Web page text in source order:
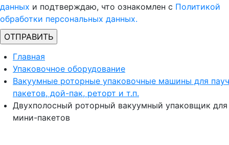
данных и подтверждаю, что ознакомлен с Политикой
обработки персональных данных.
Главная
Упаковочное оборудование
Вакуумные роторные упаковочные машины для пауч
пакетов, дой-пак, реторт и т.п.
Двухполосный роторный вакуумный упаковщик для
мини-пакетов